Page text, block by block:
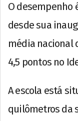
O desempenho
desde sua
média nacional
4,5 pontos no
A escola está
quilômetros da